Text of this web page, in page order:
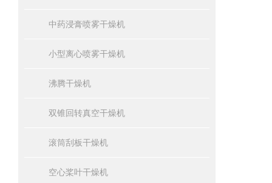
中药浸膏喷雾干燥机
小型离心喷雾干燥机
沸腾干燥机
双锥回转真空干燥机
滚筒刮板干燥机
空心桨叶干燥机